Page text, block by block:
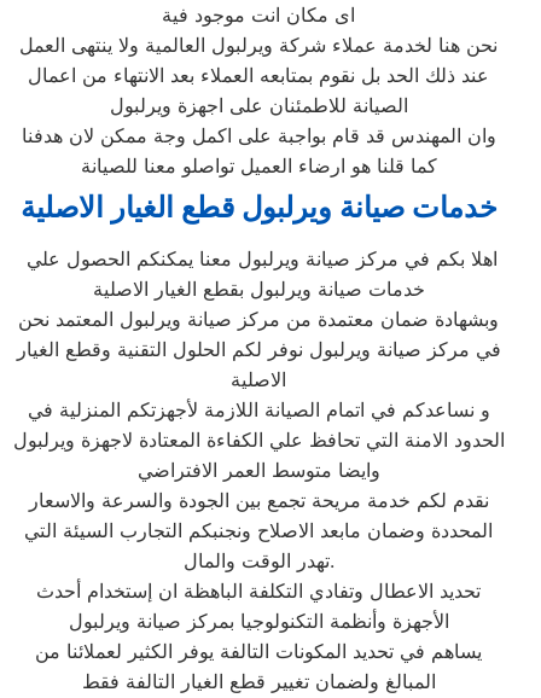
اى مكان انت موجود فية
نحن هنا لخدمة عملاء شركة ويرلبول العالمية ولا ينتهى العمل
عند ذلك الحد بل نقوم بمتابعه العملاء بعد الانتهاء من اعمال
الصيانة للاطمئنان على اجهزة ويرلبول
وان المهندس قد قام بواجبة على اكمل وجة ممكن لان هدفنا
كما قلنا هو ارضاء العميل تواصلو معنا للصيانة
خدمات صيانة ويرلبول قطع الغيار الاصلية
خدمات صيانة ويرلبول بقطع الغيار الاصلية
وبشهادة ضمان معتمدة من مركز صيانة ويرلبول المعتمد نحن
في مركز صيانة ويرلبول نوفر لكم الحلول التقنية وقطع الغيار
الاصلية
و نساعدكم في اتمام الصيانة اللازمة لأجهزتكم المنزلية في
الحدود الامنة التي تحافظ علي الكفاءة المعتادة لاجهزة ويرلبول
وايضا متوسط العمر الافتراضي
نقدم لكم خدمة مريحة تجمع بين الجودة والسرعة والاسعار
المحددة وضمان مابعد الاصلاح ونجنبكم التجارب السيئة التي
تهدر الوقت والمال.
تحديد الاعطال وتفادي التكلفة الباهظة ان إستخدام أحدث
الأجهزة وأنظمة التكنولوجيا بمركز صيانة ويرلبول
يساهم في تحديد المكونات التالفة يوفر الكثير لعملائنا من
المبالغ ولضمان تغيير قطع الغيار التالفة فقط